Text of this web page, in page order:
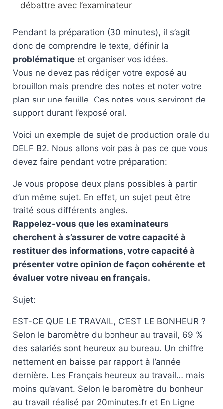
débattre avec l’examinateur
Pendant la préparation (30 minutes), il s’agit
donc de comprendre le texte, définir la
problématiqueet organiser vos idées.
Vous ne devez pas rédiger votre exposé au
brouillon mais prendre des notes et noter votre
plan sur une feuille. Ces notes vous serviront de
support durant l’exposé oral.
Voici un exemple de sujet de production orale du
DELF B2. Nous allons voir pas à pas ce que vous
devez faire pendant votre préparation:
Je vous propose deux plans possibles à partir
d’un même sujet. En effet, un sujet peut être
traité sous différents angles.
Rappelez-vous que les examinateurs
cherchent à s’assurer de votre capacité à
restituer des informations, votre capacité à
présenter votre opinion de façon cohérente et
évaluer votre niveau en français.
Sujet:
EST-CE QUE LE TRAVAIL, C’EST LE BONHEUR ?
Selon le baromètre du bonheur au travail, 69 %
des salariés sont heureux au bureau. Un chiffre
nettement en baisse par rapport à l’année
dernière. Les Français heureux au travail… mais
moins qu’avant. Selon le baromètre du bonheur
au travail réalisé par 20minutes.fr et En Ligne